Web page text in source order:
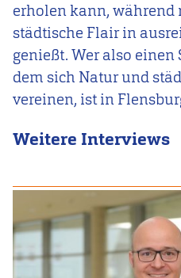
erholen kann, während
städtische Flair in
genießt. Wer also
dem sich Natur und
vereinen, ist in
Weitere Interviews